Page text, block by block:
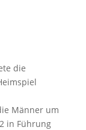
die
Männer um
in Führung